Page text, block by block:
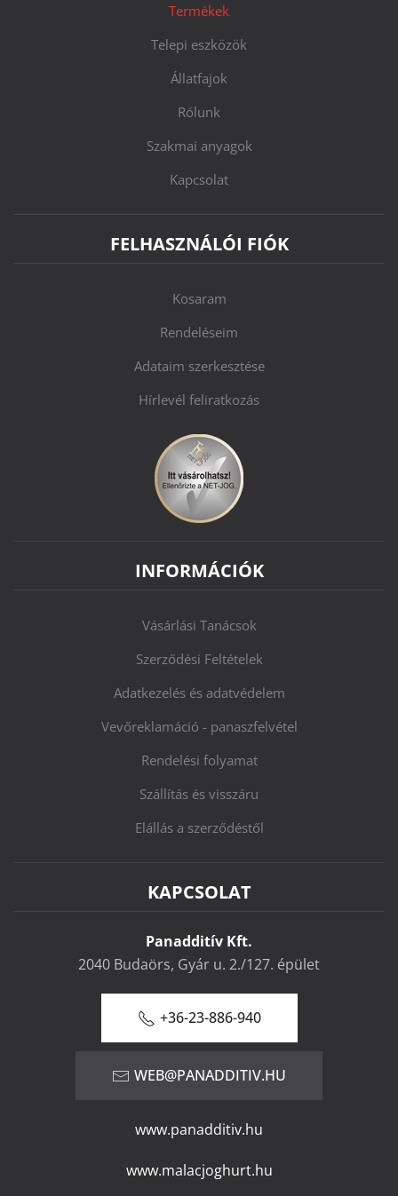
Termékek
Telepi eszközök
Állatfajok
Rólunk
Szakmai anyagok
Kapcsolat
FELHASZNÁLÓI FIÓK
Kosaram
Rendeléseim
Adataim szerkesztése
Hírlevél feliratkozás
INFORMÁCIÓK
Vásárlási Tanácsok
Szerződési Feltételek
Adatkezelés és adatvédelem
Vevőreklamáció - panaszfelvétel
Rendelési folyamat
Szállítás és visszáru
Elállás a szerződéstől
KAPCSOLAT
Panadditív Kft.
2040 Budaörs, Gyár u. 2./127. épület
+36-23-886-940
WEB@PANADDITIV.HU
www.panadditiv.hu
www.malacjoghurt.hu